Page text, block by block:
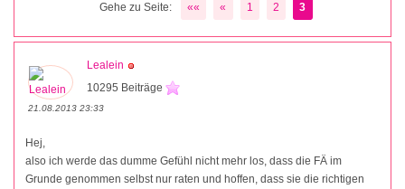
Gehe zu Seite: «« « 1 2 3
Lealein
10295 Beiträge
21.08.2013 23:33
Hej,
also ich werde das dumme Gefühl nicht mehr los, dass die FÄ im
Grunde genommen selbst nur raten und hoffen, dass sie die richtigen